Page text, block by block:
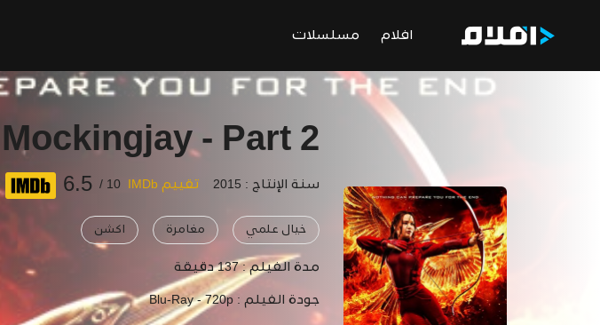
افلام مسلسلات
- Part 2
سنة الإنتاج : 2015 تقييم IMDb 10 /
6.5
خيال علمي مغامرة اكشن
مدة الفيلم :137 دقيقة
جودة الفيلم : Blu-Ray - 720p